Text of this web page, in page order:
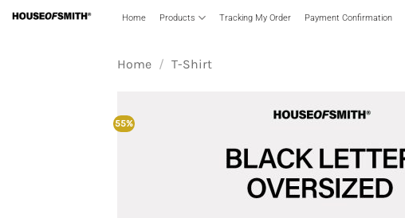
Skip
Home Products Tracking My Order Payment Confirmation
Home / T-Shirt
55%